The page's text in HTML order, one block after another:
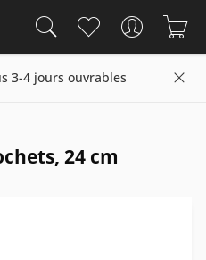
3-4 jours ouvrables
24 cm